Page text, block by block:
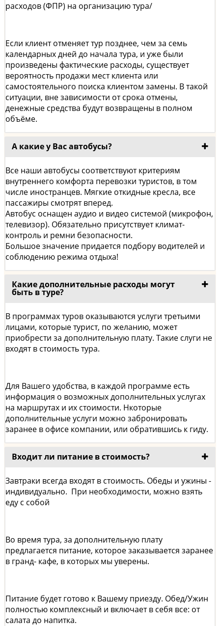
расходов (ФПР) на организацию тура/
Если клиент отменяет тур позднее, чем за семь
календарных дней до начала тура, и уже были
произведены фактические расходы, существует
вероятность продажи мест клиента или
самостоятельного поиска клиентом замены. В такой
ситуации, вне зависимости от срока отмены,
денежные средства будут возвращены в полном
объёме.
А какие у Вас автобусы?
Все наши автобусы соответствуют критериям
внутреннего комфорта перевозки туристов, в том
числе иностранцев. Мягкие откидные кресла, все
пассажиры смотрят вперед.
Автобус оснащен аудио и видео системой (микрофон,
телевизор). Обязательно присутствует климат-
контроль и ремни безопасности.
Большое значение придается подбору водителей и
соблюдению режима отдыха!
Какие дополнительные расходы могут
быть в туре?
В программах туров оказываются услуги третьими
лицами, которые турист, по желанию, может
приобрести за дополнительную плату. Такие слуги не
входят в стоимость тура.
Для Вашего удобства, в каждой программе есть
информация о возможных дополнительных услугах
на маршрутах и их стоимости. Нкоторые
дополнительные услуги можно забронировать
заранее в офисе компании, или обратившись к гиду.
Входит ли питание в стоимость?
Завтраки всегда входят в стоимость. Обеды и ужины -
индивидуально. При необходимости, можно взять
еду с собой
Во время тура, за дополнительную плату
предлагается питание, которое заказывается заранее
в гранд- кафе, в которых мы уверены.
Питание будет готово к Вашему приезду. Обед/Ужин
полностью комплексный и включает в себя все: от
салата до напитка.